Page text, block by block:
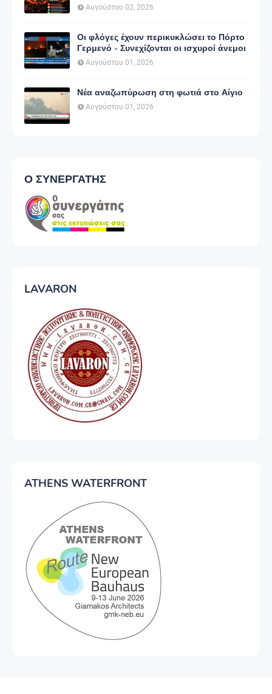
Αυγούστου 02, 2026
Οι φλόγες έχουν περικυκλώσει το Πόρτο
Γερμενό - Συνεχίζονται οι ισχυροί άνεμοι
Αυγούστου 01, 2026
Νέα αναζωπύρωση στη φωτιά στο Αίγιο
Αυγούστου 01, 2026
Ο ΣΥΝΕΡΓΑΤΗΣ
LAVARON
ATHENS WATERFRONT